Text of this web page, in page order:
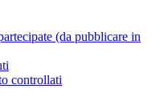
(da pubblicare in
controllati